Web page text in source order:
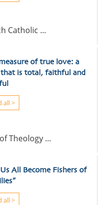
Catholic ...
of true love: a
that is total, faithful and
Theology ...
all >
All Become Fishers of
all >